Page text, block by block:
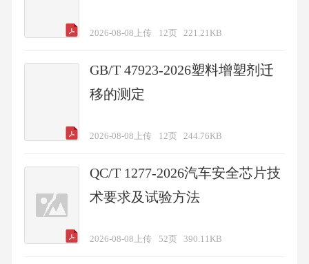
2026-08-08上传 12页 221.21KB
GB/T 47923-2026塑料增塑剂迁
移的测定
2026-08-08上传 12页 244.76KB
QC/T 1277-2026汽车安全芯片技
术要求及试验方法
2026-08-08上传 52页 390.11KB